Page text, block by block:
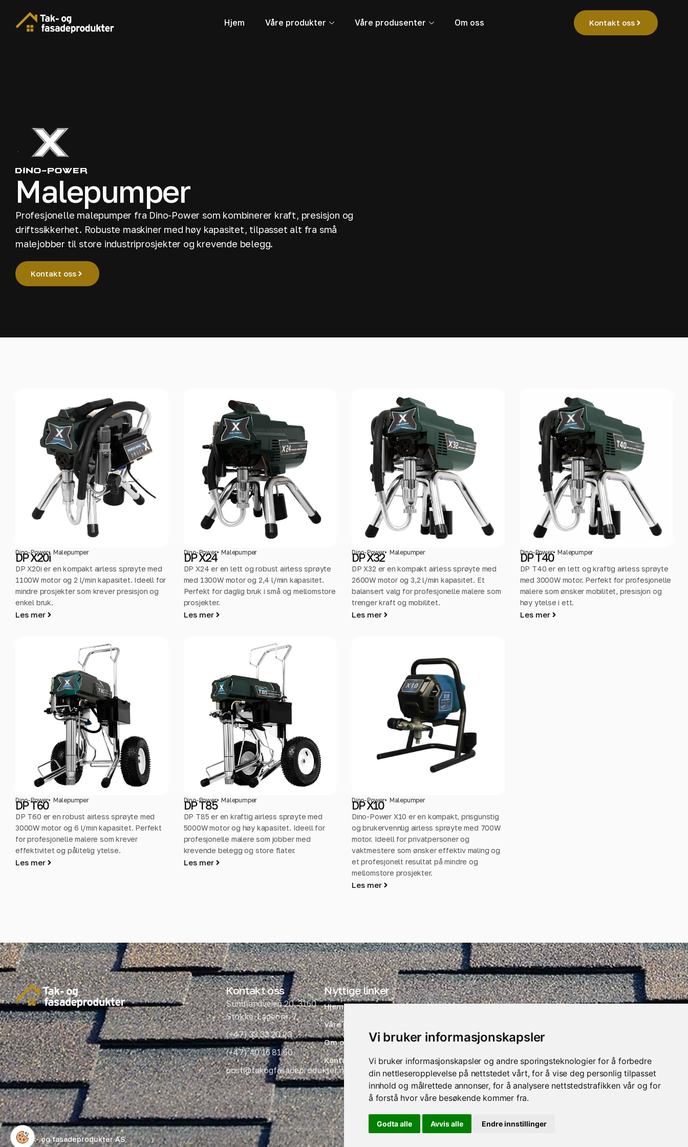
Vi bruker informasjonskapsler
Vi bruker informasjonskapsler og andre sporingsteknologier for å forbedre
din nettleseropplevelse på nettstedet vårt, for å vise deg personlig tilpasset
innhold og målrettede annonser, for å analysere nettstedstrafikken vår og for
å forstå hvor våre besøkende kommer fra.
Godta alle Avvis alle Endre innstillinger
Hjem Våre produkter Våre produsenter Om oss Kontakt oss
Malepumper
Profesjonelle malepumper fra Dino-Power som kombinerer kraft, presisjon og
driftssikkerhet. Robuste maskiner med høy kapasitet, tilpasset alt fra små
malejobber til store industriprosjekter og krevende belegg.
Kontakt oss
Dino-Power Malepumper
DP X20i
DP X20i er en kompakt airless sprøyte med
1100W motor og 2 l/min kapasitet. Ideell for
mindre prosjekter som krever presisjon og
enkel bruk.
Les mer
Dino-Power Malepumper
DP X24
DP X24 er en lett og robust airless sprøyte
med 1300W motor og 2,4 l/min kapasitet.
Perfekt for daglig bruk i små og mellomstore
prosjekter.
Les mer
Dino-Power Malepumper
DP X32
DP X32 er en kompakt airless sprøyte med
2600W motor og 3,2 l/min kapasitet. Et
balansert valg for profesjonelle malere som
trenger kraft og mobilitet.
Les mer
Dino-Power Malepumper
DP T40
DP T40 er en lett og kraftig airless sprøyte
med 3000W motor. Perfekt for profesjonelle
malere som ønsker mobilitet, presisjon og
høy ytelse i ett.
Les mer
Dino-Power Malepumper
DP T60
DP T60 er en robust airless sprøyte med
3000W motor og 6 l/min kapasitet. Perfekt
for profesjonelle malere som krever
effektivitet og pålitelig ytelse.
Les mer
Dino-Power Malepumper
DP T85
DP T85 er en kraftig airless sprøyte med
5000W motor og høy kapasitet. Ideell for
profesjonelle malere som jobber med
krevende belegg og store flater.
Les mer
Dino-Power Malepumper
DP X10
Dino-Power X10 er en kompakt, prisgunstig
og brukervennlig airless sprøyte med 700W
motor. Ideell for privatpersoner og
vaktmestere som ønsker effektiv maling og
et profesjonelt resultat på mindre og
mellomstore prosjekter.
Les mer
Kontakt oss
Sundlandveien 20, 3160
Stokke. Lager nr. 7.
(+47) 33 33 20 20
(+47) 40 16 81 60
post@takogfasadeprodukter.no
Nyttige linker
Hjem
Våre produkter
Om oss
Kontakt
© Tak- og fasadeprodukter AS